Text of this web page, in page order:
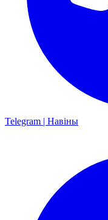
Telegram | Навіны